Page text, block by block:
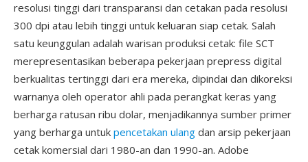
resolusi tinggi dari transparansi dan cetakan pada resolusi
300 dpi atau lebih tinggi untuk keluaran siap cetak. Salah
satu keunggulan adalah warisan produksi cetak: file SCT
merepresentasikan beberapa pekerjaan prepress digital
berkualitas tertinggi dari era mereka, dipindai dan dikoreksi
warnanya oleh operator ahli pada perangkat keras yang
berharga ratusan ribu dolar, menjadikannya sumber primer
yang berharga untuk pencetakan ulang dan arsip pekerjaan
cetak komersial dari 1980-an dan 1990-an. Adobe